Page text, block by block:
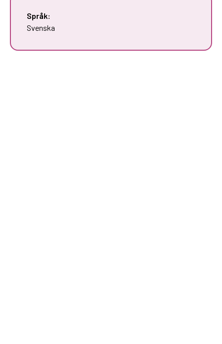
Språk:
Svenska